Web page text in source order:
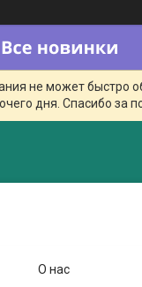
не может
дня. Спасибо за
О нас